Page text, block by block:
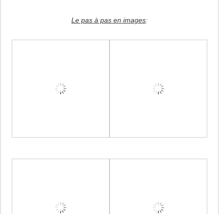
Le pas à pas en images: